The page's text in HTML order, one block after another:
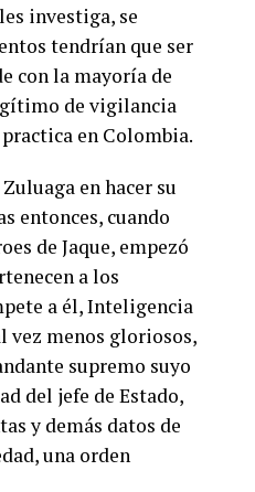
investiga, se
tendrían que ser
con la mayoría de
de vigilancia
en Colombia.
en hacer su
entonces, cuando
de Jaque, empezó
a los
a él, Inteligencia
vez menos gloriosos,
supremo suyo
del jefe de Estado,
y demás datos de
una orden